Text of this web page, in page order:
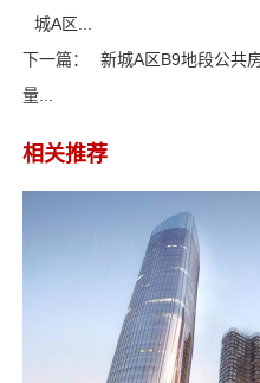
城A区...
下一篇：
新城A区B9地段公共
量...
相关推荐